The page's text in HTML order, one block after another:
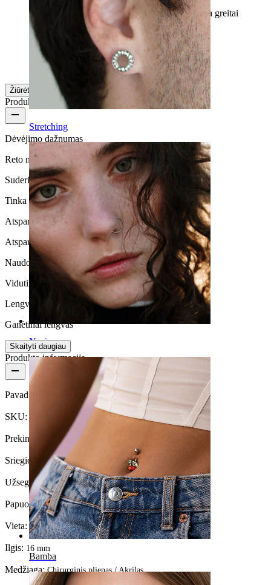
Stretching
Nosis
Bamba
Pakankamai linksma dekoracija :) Ir nors ji gana greitai
sugenda, vaikinas liko patenkintas ;)
Татьяна Patikrintas pirkinys
Išversta su AI Rodyti originalą
Žiūrėti daugiau
Produkto kokybė
Dėvėjimo dažnumas
Reto naudojimo
Suderinamumas su oda
Tinka daugumos tipų odai
Atsparus vandeniui
Atsparus vandeniui
Naudojimo trukmė
Vidutinio patvarimo
Lengva naudoti
Ganėtinai lengvas
Skaityti daugiau
Produkto informacija
Pavadinimas: Auskaras į liežuvį su minkštu rutuliuku
SKU:
Prekinis ženklas: Bodymod Moments
Sriegio storis:1,6 mm
Užsegimo tipas:Išorinis sriegis
Papuošalo tipas:Barbell
Vieta:Liežuvis
Ilgis: 16 mm
Medžiaga:Chirurginis plienas / Akrilas